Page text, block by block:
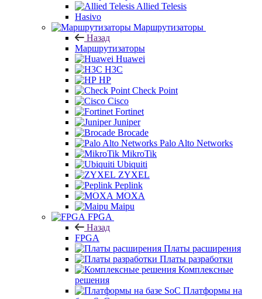
Allied Telesis
Hasivo
Маршрутизаторы
Назад
Маршрутизаторы
Huawei
H3C
HP
Check Point
Cisco
Fortinet
Juniper
Brocade
Palo Alto Networks
MikroTik
Ubiquiti
ZYXEL
Peplink
MOXA
Maipu
FPGA
Назад
FPGA
Платы расширения
Платы разработки
Комплексные
решения
Платформы на